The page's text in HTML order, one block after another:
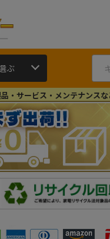
ぶ
・サービス・メンテナンス